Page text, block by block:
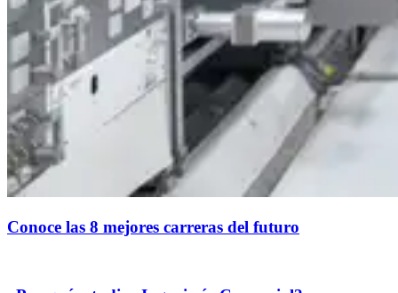
Conoce las 8 mejores carreras del futuro